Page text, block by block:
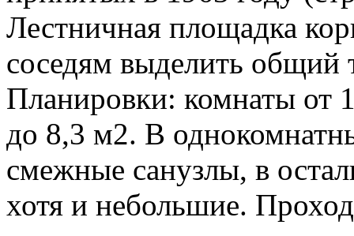
Лестничная площадка
соседям выделить общий
Планировки: комнаты от
до 8,3 м2. В
смежные санузлы, в
хотя и небольшие.